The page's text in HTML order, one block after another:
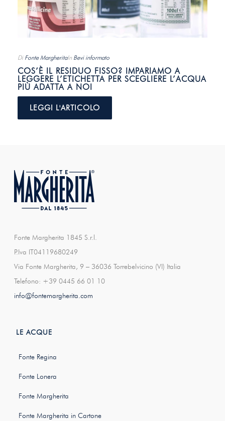
Di Fonte MargheritaIn Bevi informato
COS’È IL RESIDUO FISSO? IMPARIAMO A
LEGGERE L’ETICHETTA PER SCEGLIERE L’ACQUA
PIÙ ADATTA A NOI
LEGGI L'ARTICOLO
Fonte Margherita 1845 S.r.l.
P.Iva IT04119680249
Via Fonte Margherita, 9 – 36036 Torrebelvicino (VI) Italia
Telefono: +39 0445 66 01 10
info@fontemargherita.com
LE ACQUE
Fonte Regina
Fonte Lonera
Fonte Margherita
Fonte Margherita in Cartone